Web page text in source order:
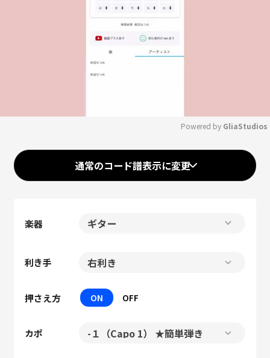
Mute
Powered by GliaStudios
通常のコード譜表示に変更
楽器
利き手
押さえ方 ON OFF
カポ